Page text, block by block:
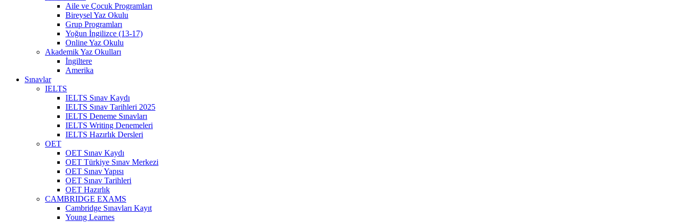
Aile ve Çocuk Programları
Bireysel Yaz Okulu
Grup Programları
Yoğun İngilizce (13-17)
Online Yaz Okulu
Akademik Yaz Okulları
İngiltere
Amerika
Sınavlar
IELTS
IELTS Sınav Kaydı
IELTS Sınav Tarihleri 2025
IELTS Deneme Sınavları
IELTS Writing Denemeleri
IELTS Hazırlık Dersleri
OET
OET Sınav Kaydı
OET Türkiye Sınav Merkezi
OET Sınav Yapısı
OET Sınav Tarihleri
OET Hazırlık
CAMBRIDGE EXAMS
Cambridge Sınavları Kayıt
Young Learnes